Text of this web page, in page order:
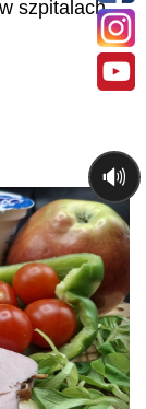
szpitalach.
🔊